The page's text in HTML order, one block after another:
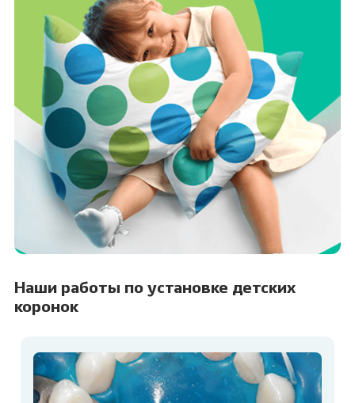
Наши работы по установке детских
коронок